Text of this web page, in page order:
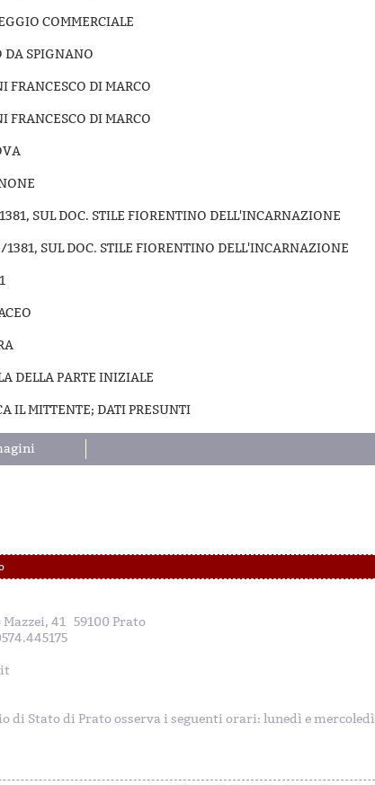
COMMERCIALE
DA SPIGNANO
FRANCESCO DI MARCO
FRANCESCO DI MARCO
SUL DOC. STILE FIORENTINO DELL'INCARNAZIONE
SUL DOC. STILE FIORENTINO DELL'INCARNAZIONE
DELLA PARTE INIZIALE
IL MITTENTE; DATI PRESUNTI
Mazzei, 41 59100 Prato
di Stato di Prato osserva i seguenti orari: lunedì e